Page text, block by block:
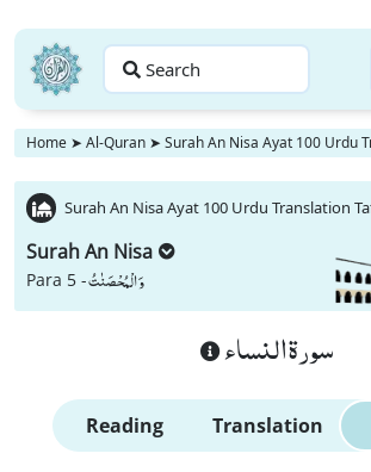
Search
Home ➤ Al-Quran ➤ Surah An Nisa Ayat 100 Urdu
Surah An Nisa Ayat 100 Urdu Translation
Surah An Nisa
Para 5 -وَ الْمُحْصَنٰتُ
سورة النساء
Reading Translation